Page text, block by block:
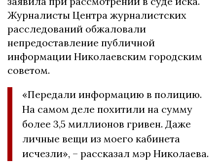
Журналисты Центра журналистских
расследований обжаловали
непредоставление публичной
информации Николаевским городским
советом.
«Передали информацию в полицию.
На самом деле похитили на сумму
более 3,5 миллионов гривен. Даже
личные вещи из моего кабинета
исчезли», – рассказал мэр Николаева.